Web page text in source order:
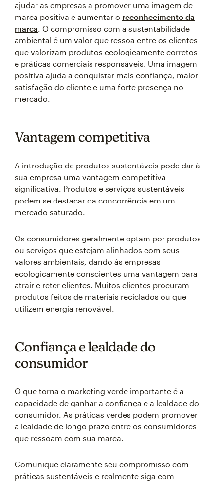
ajudar as empresas a promover uma imagem de
marca positiva e aumentar o reconhecimento da
marca. O compromisso com a sustentabilidade
ambiental é um valor que ressoa entre os clientes
que valorizam produtos ecologicamente corretos
e práticas comerciais responsáveis. Uma imagem
positiva ajuda a conquistar mais confiança, maior
satisfação do cliente e uma forte presença no
mercado.
Vantagem competitiva
A introdução de produtos sustentáveis pode dar à
sua empresa uma vantagem competitiva
significativa. Produtos e serviços sustentáveis
podem se destacar da concorrência em um
mercado saturado.
Os consumidores geralmente optam por produtos
ou serviços que estejam alinhados com seus
valores ambientais, dando às empresas
ecologicamente conscientes uma vantagem para
atrair e reter clientes. Muitos clientes procuram
produtos feitos de materiais reciclados ou que
utilizem energia renovável.
Confiança e lealdade do
consumidor
O que torna o marketing verde importante é a
capacidade de ganhar a confiança e a lealdade do
consumidor. As práticas verdes podem promover
a lealdade de longo prazo entre os consumidores
que ressoam com sua marca.
Comunique claramente seu compromisso com
práticas sustentáveis e realmente siga com